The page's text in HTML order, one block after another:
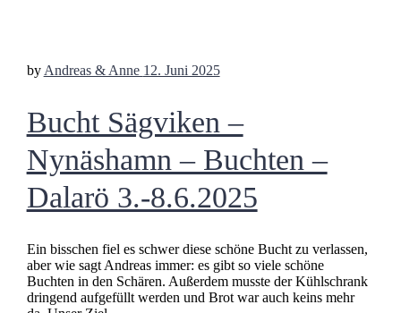
by Andreas & Anne 12. Juni 2025
Bucht Sägviken –
Nynäshamn – Buchten –
Dalarö 3.-8.6.2025
Ein bisschen fiel es schwer diese schöne Bucht zu verlassen,
aber wie sagt Andreas immer: es gibt so viele schöne
Buchten in den Schären. Außerdem musste der Kühlschrank
dringend aufgefüllt werden und Brot war auch keins mehr